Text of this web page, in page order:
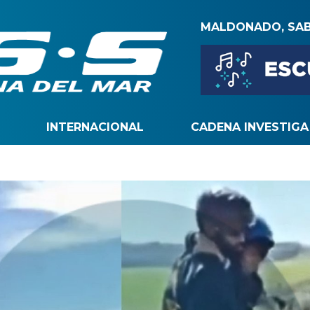
MALDONADO,
INTERNACIONAL CADENA INVESTIGA